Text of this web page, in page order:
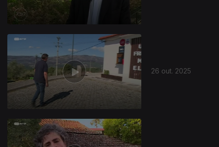
26 out. 2025